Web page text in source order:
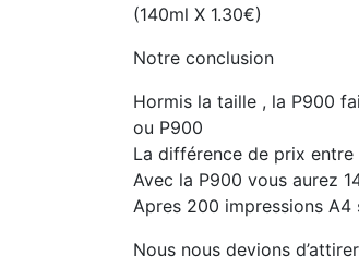
(140ml X 1.30€)
Notre conclusion
Hormis la taille , la P900
ou P900
La différence de prix
Avec la P900 vous aurez
Apres 200 impressions A4
Nous nous devions